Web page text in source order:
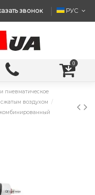
звонок РУС
0
пневматическое
воздухом